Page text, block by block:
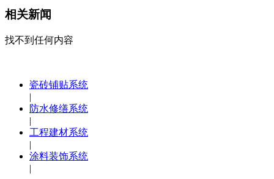
相关新闻
找不到任何内容
瓷砖铺贴系统
|
防水修缮系统
|
工程建材系统
|
涂料装饰系统
|